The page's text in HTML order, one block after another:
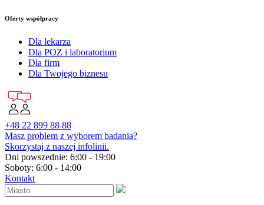
Oferty współpracy
Dla lekarza
Dla POZ i laboratorium
Dla firm
Dla Twojego biznesu
+48 22 899 88 88
Masz problem z wyborem badania?
Skorzystaj z naszej infolinii.
Dni powszednie: 6:00 - 19:00
Soboty: 6:00 - 14:00
Kontakt